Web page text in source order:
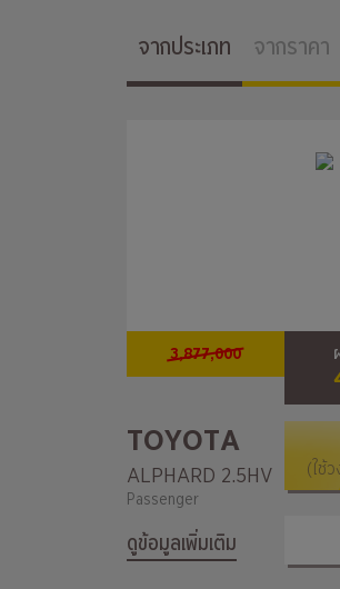
จากประเภท จากราคา
3,877,000
TOYOTA
ALPHARD 2.5HV
Passenger
ดูข้อมูลเพิ่มเติม
(ใช้ว